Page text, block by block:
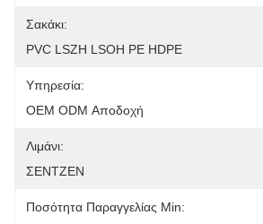
Σακάκι:
PVC LSZH LSOH PE HDPE
Υπηρεσία:
OEM ODM Αποδοχή
Λιμάνι:
ΣΕΝΤΖΕΝ
Ποσότητα Παραγγελίας Min: